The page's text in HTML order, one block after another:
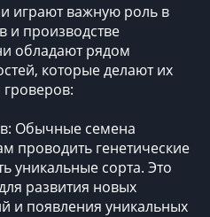
играют важную роль в
и производстве
обладают рядом
которые делают их
Обычные семена
проводить генетические
уникальные сорта. Это
развития новых
и появления уникальных